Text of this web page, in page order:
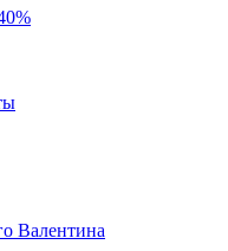
Валентина